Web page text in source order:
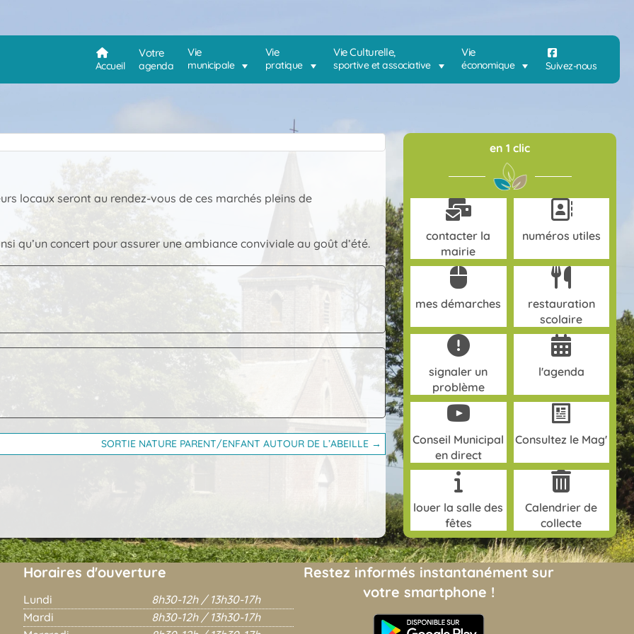
Accueil
Votre
agenda
Vie
municipale
Vie
pratique
Vie Culturelle,
sportive et associative
Vie
économique Suivez-nous
locaux seront au rendez-vous de ces marchés pleins de
qu’un concert pour assurer une ambiance conviviale au goût d’été.
SORTIE NATURE PARENT/ENFANT AUTOUR DE L’ABEILLE →
en 1 clic
contacter la
mairie
numéros utiles
mes démarches
restauration
scolaire
signaler un
problème
l'agenda
Conseil Municipal
en direct
Consultez le Mag'
louer la salle des
fêtes
Calendrier de
collecte
Horaires d'ouverture
Lundi
8h30-12h / 13h30-17h
Mardi
8h30-12h / 13h30-17h
Restez informés instantanément sur
votre smartphone !